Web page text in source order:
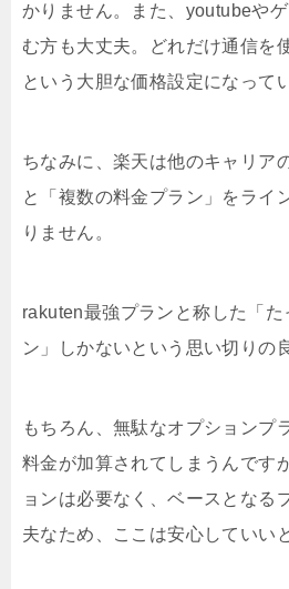
かりません。また、youtubeや
む方も大丈夫。どれだけ通信を
という大胆な価格設定になって
ちなみに、楽天は他のキャリア
と「複数の料金プラン」をライ
りません。
rakuten最強プランと称した「た
ン」しかないという思い切りの
もちろん、無駄なオプションプ
料金が加算されてしまうんです
ョンは必要なく、ベースとなる
夫なため、ここは安心していい